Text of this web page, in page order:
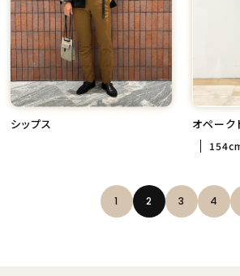
シップス オペーク
1 2 3 4